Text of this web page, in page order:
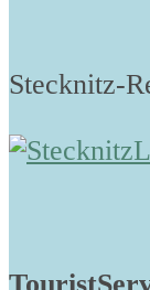
Stecknitz-